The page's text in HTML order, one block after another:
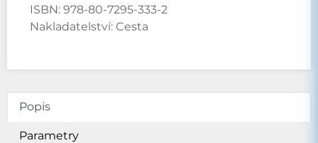
ISBN: 978-80-7295-333-2
Nakladatelství: Cesta
Popis
Parametry